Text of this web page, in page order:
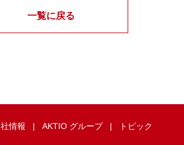
一覧に戻る
情報 AKTIO グループ トピック